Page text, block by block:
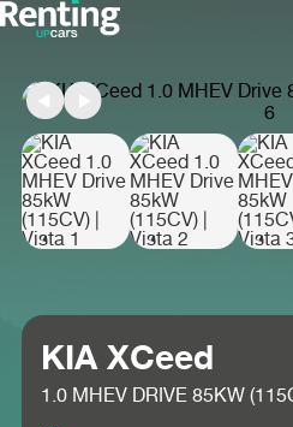
KIA XCeed
1.0 MHEV DRIVE 85KW